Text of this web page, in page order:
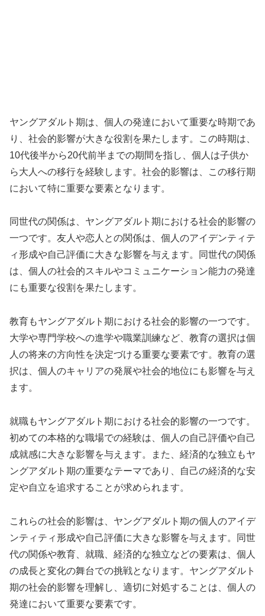
ヤングアダルト期は、個人の発達において重要な時期であ
り、社会的影響が大きな役割を果たします。この時期は、
10代後半から20代前半までの期間を指し、個人は子供か
ら大人への移行を経験します。社会的影響は、この移行期
において特に重要な要素となります。
同世代の関係は、ヤングアダルト期における社会的影響の
一つです。友人や恋人との関係は、個人のアイデンティテ
ィ形成や自己評価に大きな影響を与えます。同世代の関係
は、個人の社会的スキルやコミュニケーション能力の発達
にも重要な役割を果たします。
教育もヤングアダルト期における社会的影響の一つです。
大学や専門学校への進学や職業訓練など、教育の選択は個
人の将来の方向性を決定づける重要な要素です。教育の選
択は、個人のキャリアの発展や社会的地位にも影響を与え
ます。
就職もヤングアダルト期における社会的影響の一つです。
初めての本格的な職場での経験は、個人の自己評価や自己
成就感に大きな影響を与えます。また、経済的な独立もヤ
ングアダルト期の重要なテーマであり、自己の経済的な安
定や自立を追求することが求められます。
これらの社会的影響は、ヤングアダルト期の個人のアイデ
ンティティ形成や自己評価に大きな影響を与えます。同世
代の関係や教育、就職、経済的な独立などの要素は、個人
の成長と変化の舞台での挑戦となります。ヤングアダルト
期の社会的影響を理解し、適切に対処することは、個人の
発達において重要な要素です。